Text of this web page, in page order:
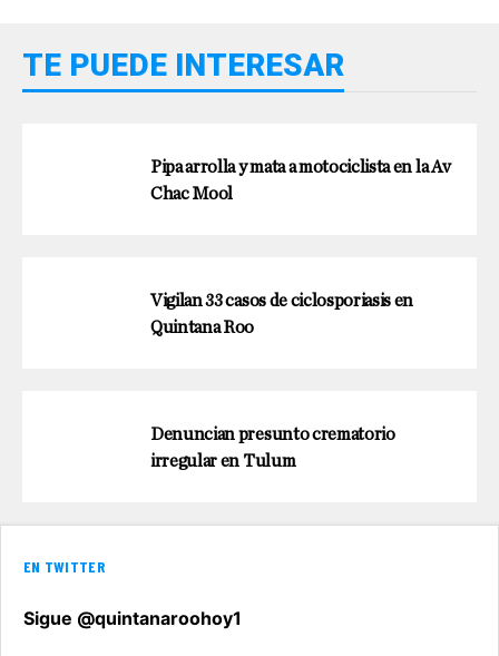
TE PUEDE INTERESAR
Pipa arrolla y mata a motociclista en la Av
Chac Mool
Vigilan 33 casos de ciclosporiasis en
Quintana Roo
Denuncian presunto crematorio
irregular en Tulum
EN TWITTER
Sigue @quintanaroohoy1